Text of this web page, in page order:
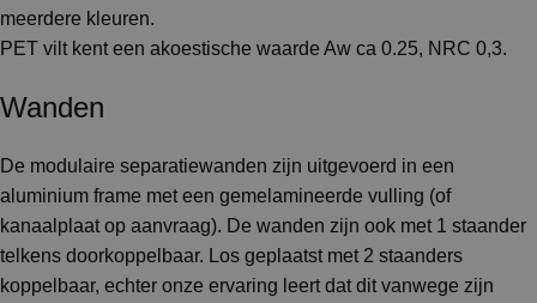
meerdere kleuren.
PET vilt kent een akoestische waarde Aw ca 0.25, NRC 0,3.
Wanden
De modulaire separatiewanden zijn uitgevoerd in een
aluminium frame met een gemelamineerde vulling (of
kanaalplaat op aanvraag). De wanden zijn ook met 1 staander
telkens doorkoppelbaar. Los geplaatst met 2 staanders
koppelbaar, echter onze ervaring leert dat dit vanwege zijn